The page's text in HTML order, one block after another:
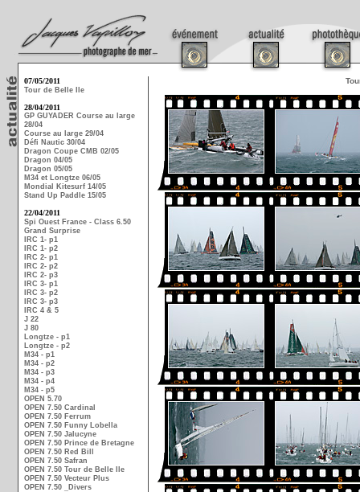
07/05/2011
Tour de Belle Ile
28/04/2011
GP GUYADER Course au large
28/04
Course au large 29/04
Défi Nautic 30/04
Dragon Coupe CMB 02/05
Dragon 04/05
Dragon 05/05
M34 et Longtze 06/05
Mondial Kitesurf 14/05
Stand Up Paddle 15/05
22/04/2011
Spi Ouest France - Class 6.50
Grand Surprise
IRC 1- p1
IRC 1- p2
IRC 2- p1
IRC 2- p2
IRC 2- p3
IRC 3- p1
IRC 3- p2
IRC 3- p3
IRC 4 & 5
J 22
J 80
Longtze - p1
Longtze - p2
M34 - p1
M34 - p2
M34 - p3
M34 - p4
M34 - p5
OPEN 5.70
OPEN 7.50 Cardinal
OPEN 7.50 Ferrum
OPEN 7.50 Funny Lobella
OPEN 7.50 Jalucyne
OPEN 7.50 Prince de Bretagne
OPEN 7.50 Red Bill
OPEN 7.50 Safran
OPEN 7.50 Tour de Belle Ile
OPEN 7.50 Vecteur Plus
OPEN 7.50 _Divers